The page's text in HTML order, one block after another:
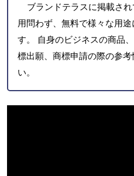
ブランドテラスに掲載さ
用問わず、無料で様々な用
す。 自身のビジネスの商品
標出願、商標申請の際の参
い。